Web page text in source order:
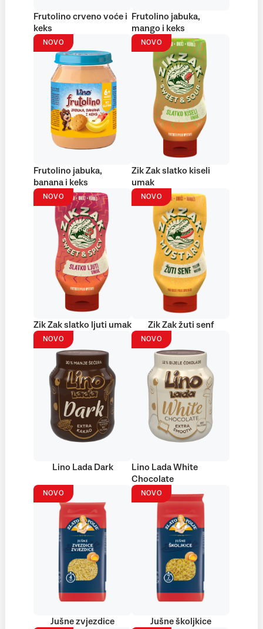
Frutolino crveno voće i
keks
Frutolino jabuka,
mango i keks
NOVO
Frutolino jabuka,
banana i keks
NOVO
Zik Zak slatko kiseli
umak
NOVO
Zik Zak slatko ljuti umak
NOVO
Zik Zak žuti senf
NOVO
Lino Lada Dark
NOVO
Lino Lada White
Chocolate
NOVO
Jušne zvjezdice
NOVO
Jušne školjkice